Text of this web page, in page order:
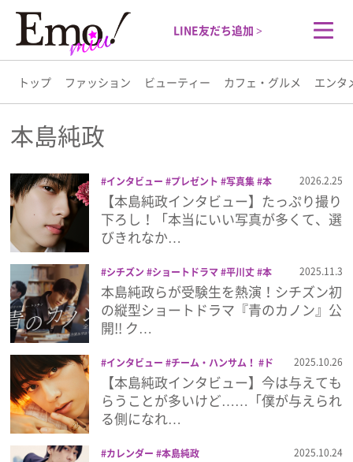
LINE友だち追加 >
トップ ファッション ビューティー カフェ・グルメ エンタ
トップ
ファッション
ビューティー
カフェ・グルメ
エンタメ
ライフスタイル
プレゼント
インタビュー
本島純政
インタビュー プレゼント 写真集 本
島純政
2026.2.25
【本島純政インタビュー】たっぷり撮り
下ろし！「本当にいい写真が多くて、選
びきれなか…
シチズン ショートドラマ 平川丈 本
島純政 腕時計 青のカノン
2025.11.3
本島純政らが受験生を熱演！シチズン初
の縦型ショートドラマ『青のカノン』公
開!! ク…
インタビュー チーム・ハンサム！
ド
ラマ
プレゼント 君としたキスはいつま
でも
本島純政
2025.10.26
【本島純政インタビュー】今は与えても
らうことが多いけど……「僕が与えられ
る側になれ…
カレンダー 本島純政 2025.10.24